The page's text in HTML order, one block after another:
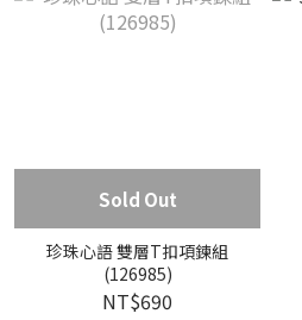
Sold Out
珍珠心語 雙層T扣項鍊組
(126985)
NT$690